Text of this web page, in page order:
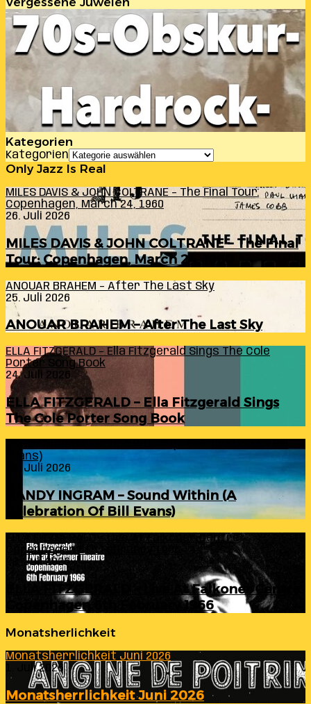
Kategorien
Kategorien
Only Jazz Is Real
MILES DAVIS & JOHN COLTRANE – The Final Tour:
Copenhagen, March 24, 1960
26. Juli 2026
MILES DAVIS & JOHN COLTRANE – The Final
Tour: Copenhagen, March 24, 1960
ANOUAR BRAHEM – After The Last Sky
25. Juli 2026
ANOUAR BRAHEM – After The Last Sky
ELLA FITZGERALD – Ella Fitzgerald Sings The Cole
Porter Song Book
24. Juli 2026
ELLA FITZGERALD – Ella Fitzgerald Sings
The Cole Porter Song Book
RANDY INGRAM – Sound Within (A Celebration Of Bill
Evans)
24. Juli 2026
RANDY INGRAM – Sound Within (A
Celebration Of Bill Evans)
ELLA FITZGERALD – Live At Falkoner Centre
Copenhagen 6th February 1966
23. Juli 2026
ELLA FITZGERALD – Live At Falkoner Centre
Copenhagen 6th February 1966
Monatsherlichkeit
Monatsherrlichkeit Juni 2026
1. Juli 2026
Monatsherrlichkeit Juni 2026